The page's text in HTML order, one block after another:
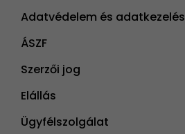
Adatvédelem és adatkezelés
ÁSZF
Szerzői jog
Elállás
Ügyfélszolgálat